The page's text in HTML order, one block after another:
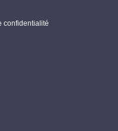
confidentialité